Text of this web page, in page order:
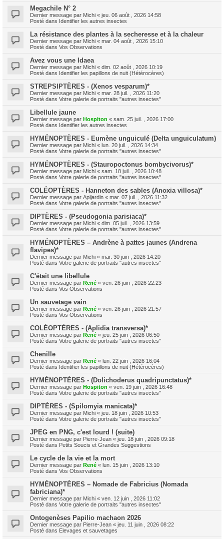
Megachile N° 2
Dernier message par Michi « jeu. 06 août , 2026 14:58
Posté dans Identifier les autres insectes
La résistance des plantes à la secheresse et à la chaleur
Dernier message par Michi « mar. 04 août , 2026 15:10
Posté dans Vos Observations
Avez vous une Idaea
Dernier message par Michi « dim. 02 août , 2026 10:19
Posté dans Identifier les papillons de nuit (Hétérocères)
STREPSIPTÈRES - (Xenos vesparum)*
Dernier message par Michi « mar. 28 juil. , 2026 11:20
Posté dans Votre galerie de portraits "autres insectes"
Libellule jaune
Dernier message par Hospiton « sam. 25 juil. , 2026 17:00
Posté dans Identifier les autres insectes
HYMÉNOPTÈRES - Eumène unguiculé (Delta unguiculatum)
Dernier message par Michi « lun. 20 juil. , 2026 14:34
Posté dans Votre galerie de portraits "autres insectes"
HYMÉNOPTÈRES - (Stauropoctonus bombycivorus)*
Dernier message par Michi « sam. 18 juil. , 2026 10:48
Posté dans Votre galerie de portraits "autres insectes"
COLÉOPTÈRES - Hanneton des sables (Anoxia villosa)*
Dernier message par Apijardin « mar. 07 juil. , 2026 11:32
Posté dans Votre galerie de portraits "autres insectes"
DIPTÈRES - (Pseudogonia parisiaca)*
Dernier message par Michi « dim. 05 juil. , 2026 13:59
Posté dans Votre galerie de portraits "autres insectes"
HYMÉNOPTÈRES – Andrène à pattes jaunes (Andrena
flavipes)*
Dernier message par Michi « mar. 30 juin , 2026 14:20
Posté dans Votre galerie de portraits "autres insectes"
C'était une libellule
Dernier message par René « ven. 26 juin , 2026 22:23
Posté dans Vos Observations
Un sauvetage vain
Dernier message par René « ven. 26 juin , 2026 21:57
Posté dans Vos Observations
COLÉOPTÈRES - (Aplidia transversa)*
Dernier message par René « jeu. 25 juin , 2026 06:50
Posté dans Votre galerie de portraits "autres insectes"
Chenille
Dernier message par René « lun. 22 juin , 2026 16:04
Posté dans Identifier les papillons de nuit (Hétérocères)
HYMÉNOPTÈRES - (Dolichoderus quadripunctatus)*
Dernier message par Hospiton « ven. 19 juin , 2026 16:48
Posté dans Votre galerie de portraits "autres insectes"
DIPTÈRES - (Spilomyia manicata)*
Dernier message par Michi « jeu. 18 juin , 2026 10:53
Posté dans Votre galerie de portraits "autres insectes"
JPEG en PNG, c'est lourd ! (suite)
Dernier message par Pierre-Jean « jeu. 18 juin , 2026 09:18
Posté dans Petits Soucis et Grandes Suggestions
Le cycle de la vie et la mort
Dernier message par René « lun. 15 juin , 2026 13:10
Posté dans Vos Observations
HYMÉNOPTÈRES – Nomade de Fabricius (Nomada
fabriciana)*
Dernier message par Michi « ven. 12 juin , 2026 11:02
Posté dans Votre galerie de portraits "autres insectes"
Ontogenèses Papilio machaon 2026
Dernier message par Pierre-Jean « jeu. 11 juin , 2026 08:22
Posté dans Elevages et sauvetages